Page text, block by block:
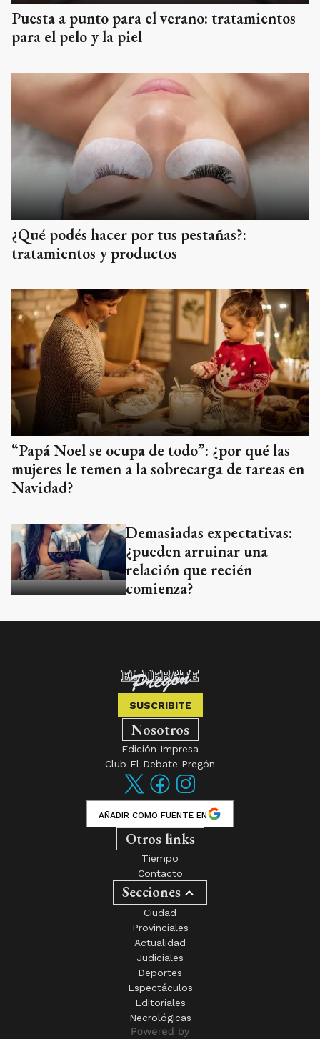
Puesta a punto para el verano: tratamientos
para el pelo y la piel
¿Qué podés hacer por tus pestañas?:
tratamientos y productos
“Papá Noel se ocupa de todo”: ¿por qué las
mujeres le temen a la sobrecarga de tareas en
Navidad?
Demasiadas expectativas:
¿pueden arruinar una
relación que recién
comienza?
SUSCRIBITE
Nosotros
Edición Impresa
Club El Debate Pregón
AÑADIR COMO FUENTE EN
Otros links
Tiempo
Contacto
Secciones
Ciudad
Provinciales
Actualidad
Judiciales
Deportes
Espectáculos
Editoriales
Necrológicas